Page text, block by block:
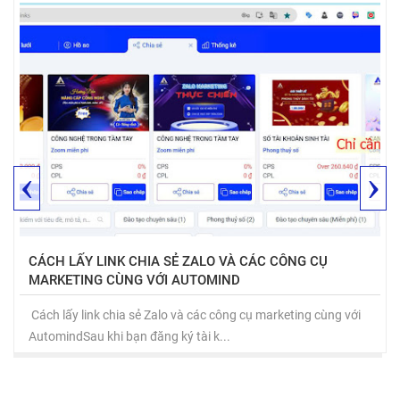
CÁCH LẤY LINK CHIA SẺ ZALO VÀ CÁC CÔNG CỤ
MARKETING CÙNG VỚI AUTOMIND
Cách lấy link chia sẻ Zalo và các công cụ marketing cùng với
AutomindSau khi bạn đăng ký tài k...
‹ ›